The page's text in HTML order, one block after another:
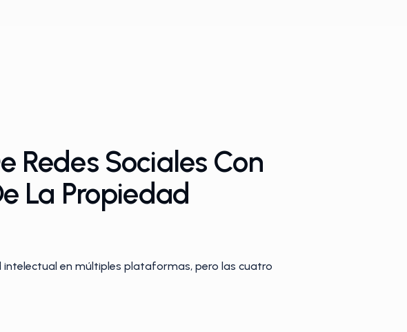
Redes Sociales Con
La Propiedad
en múltiples plataformas, pero las cuatro